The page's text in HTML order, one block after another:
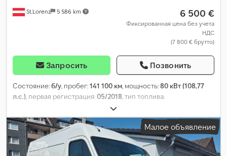
St.Lorenz 5 586 km 6 500 €
Фиксированная цена без учета
НДС
(7 800 € брутто)
Запросить Позвонить
Состояние:б/у, пробег:141 100 км, мощность:80 кВт (108,77
л.с.) , первая регистрация:05/2018 , тип топлива:
2 510 кг
передачи:автоматический, количество мест:2, общая длина:
4 560 мм, общая ширина:1 755 мм, общая высота:1 850 мм,
Оборудование:
ABS, кондиционер, центральный замок,
Малое объявление